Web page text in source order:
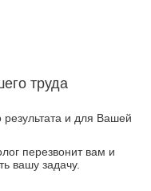
труда
результата и для Вашей
перезвонит вам и
вашу задачу.